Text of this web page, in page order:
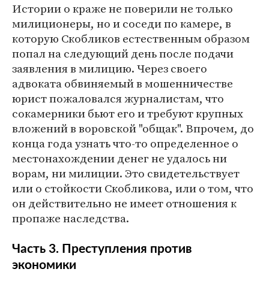
Истории о краже не поверили не только
милиционеры, но и соседи по камере, в
которую Скобликов естественным образом
попал на следующий день после подачи
заявления в милицию. Через своего
адвоката обвиняемый в мошенничестве
юрист пожаловался журналистам, что
сокамерники бьют его и требуют крупных
вложений в воровской "общак". Впрочем, до
конца года узнать что-то определенное о
местонахождении денег не удалось ни
ворам, ни милиции. Это свидетельствует
или о стойкости Скобликова, или о том, что
он действительно не имеет отношения к
пропаже наследства.
Часть 3. Преступления против
экономики